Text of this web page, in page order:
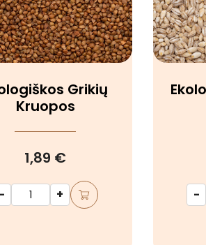
Grikių
Kruopos
1,89 €
- + -